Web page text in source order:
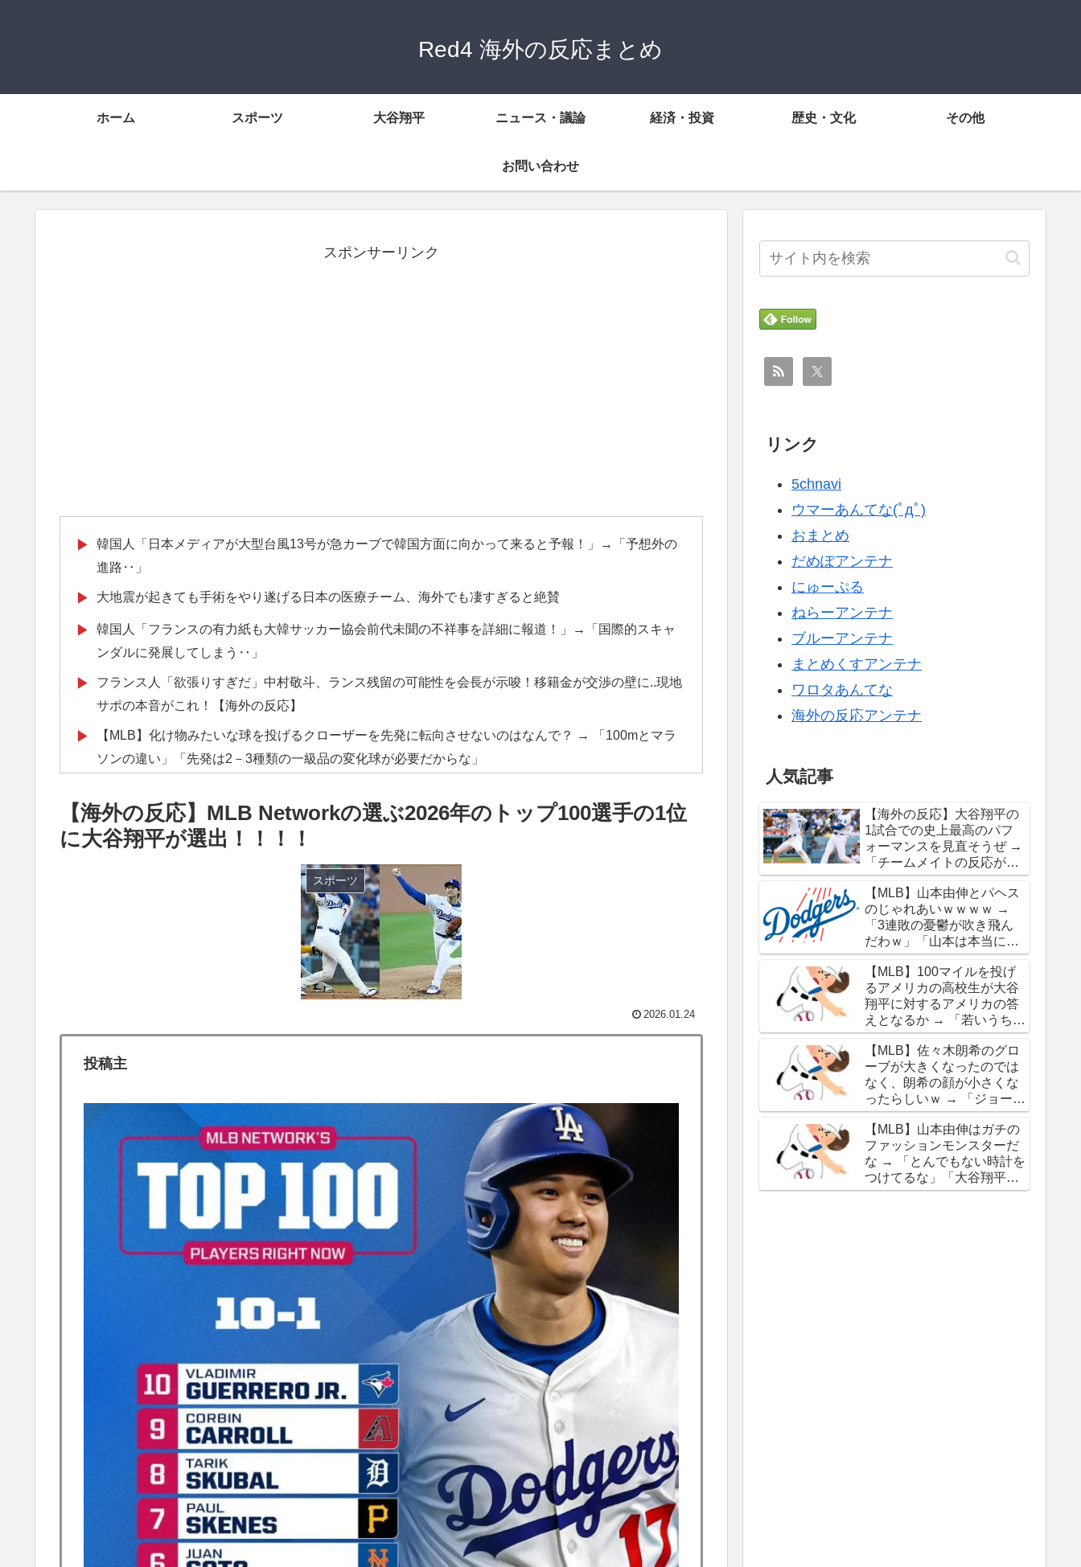
Red4 海外の反応まとめ
ホーム スポーツ 大谷翔平 ニュース・議論 経済・投資 歴史・文化 その他
お問い合わせ
スポンサーリンク
▶
韓国人「日本メディアが大型台風13号が急カーブで韓国方面に向かって来ると予報！」→「予想外の
進路‥」
▶ 大地震が起きても手術をやり遂げる日本の医療チーム、海外でも凄すぎると絶賛
▶
韓国人「フランスの有力紙も大韓サッカー協会前代未聞の不祥事を詳細に報道！」→「国際的スキャ
ンダルに発展してしまう‥」
▶
フランス人「欲張りすぎだ」中村敬斗、ランス残留の可能性を会長が示唆！移籍金が交渉の壁に..現地
サポの本音がこれ！【海外の反応】
▶
【MLB】化け物みたいな球を投げるクローザーを先発に転向させないのはなんで？ → 「100mとマラ
ソンの違い」「先発は2－3種類の一級品の変化球が必要だからな」
が判明して大問題にw
▶ イチローさん「僕は本を読まない。好きなアニメはドラゴンボール」【海外の反応】
軽飛行機が屋根すれすれを抜けて飛行場へ、車輪を出さないまま胴体着陸「これよりひどい着陸なら
海外「日本はさすが過ぎるｗ」 日本は野生動物の喧嘩さえ可愛くなってしまうと世界が騒然
【衝撃】韓国人「エボシ御前の声の人、若い頃がこれかよ」
日本「俺は有名な武士の家系だけど世界のみんなは先祖に偉人っている？」
▶ ぺこぱ松蔭寺「みんな右とか左とか拘りすぎ。思想関係なく応援しようよ」
スカトロ野郎「今日仕事が終わったらやっとうんこが食べられるぞ」←こんなやつが実在する事実
韓国人「過去のW杯で韓国代表がドーピング検査をすり抜けるように注射していたものがこちら…」
→「恥ずかしい…（ﾌﾞﾙﾌﾞﾙ」＝韓国の反応
海外「全部日本の真似だったのか…」 日本の普通のテレビ番組が最新SNSの数十年先を行っていたと
3.1節がある月なのに…3月のカレンダーに日本の富士山・大阪城・桜が描かれ物議＝韓国の反応
海外「海外発祥なのに、今では日本で定着してるものって何？その逆も教えて！」（海外の反応）
「1個9,983キロカロリー、成人が4〜5日かけて食べる量」店名は『心臓発作グリル』、そこで本当に
海外「日本人はなんて気高いんだ！」 英高級紙も驚愕した極限の中の日本人の姿に世界が衝撃
海外「素晴らしい！」日本が買収したUSスチール驚異の大復活に米国人が大喜び
外国人「アジア杯で優勝するんだ」日本代表、W杯ポット1入りに現実味!?2030大会で出場枠「64」な
ら追い風に！アメリカ人もポット1争いに熱視線！【海外の反応】
新聞さん、壮大な縦読みを仕込んでしまうwww
韓国人「我が国がクウェート戦で行った審判買収が本当に深刻である理由がこちら…」→「これはダ
メなやつ…（ﾌﾞﾙﾌﾞﾙ」＝韓国の反応
【海外の反応】MLB Networkの選ぶ2026年のトップ100選手の1位
に大谷翔平が選出！！！！
スポーツ
2026.01.24
投稿主
リンク
5chnavi
ウマーあんてな(ﾟдﾟ)
おまとめ
だめぽアンテナ
にゅーぷる
ねらーアンテナ
ブルーアンテナ
まとめくすアンテナ
ワロタあんてな
海外の反応アンテナ
人気記事
【海外の反応】大谷翔平の
1試合での史上最高のパフ
ォーマンスを見直そうぜ →
「チームメイトの反応が凄
さを物語ってるな」「ワー
ルドシリーズで延長18回ま
でいった試合も凄かった」
【MLB】山本由伸とパヘス
のじゃれあいｗｗｗｗ →
「3連敗の憂鬱が吹き飛ん
だわｗ」「山本は本当にオ
シャレだな」
【MLB】100マイルを投げ
るアメリカの高校生が大谷
翔平に対するアメリカの答
えとなるか → 「若いうちか
ら神格化されても期待通り
のキャリアを築けるのはほ
んの一握りだからな」「大
谷の名前を出したのはクリ
ック数稼ぎでしかないわ」
【MLB】佐々木朗希のグロ
ーブが大きくなったのでは
なく、朗希の顔が小さくな
ったらしいｗ → 「ジョーク
が出るってことは絶好調の
証拠だな」「癖なのか精神
的なものなのか分からない
がいい方向に進んだのはい
いことだ」
【MLB】山本由伸はガチの
ファッションモンスターだ
な → 「とんでもない時計を
つけてるな」「大谷翔平と
は真逆だな」